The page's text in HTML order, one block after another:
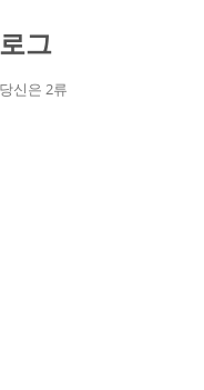
그
신은 2류